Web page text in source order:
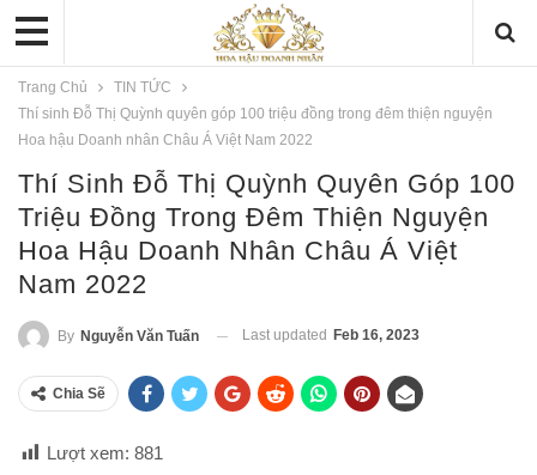
Trang Chủ
TIN TỨC
Thí sinh Đỗ Thị Quỳnh quyên góp 100 triệu đồng trong đêm thiện nguyện
Hoa hậu Doanh nhân Châu Á Việt Nam 2022
Thí Sinh Đỗ Thị Quỳnh Quyên Góp 100
Triệu Đồng Trong Đêm Thiện Nguyện
Hoa Hậu Doanh Nhân Châu Á Việt
Nam 2022
By Nguyễn Văn Tuấn Last updated Feb 16, 2023
Chia Sẽ
Lượt xem: 881